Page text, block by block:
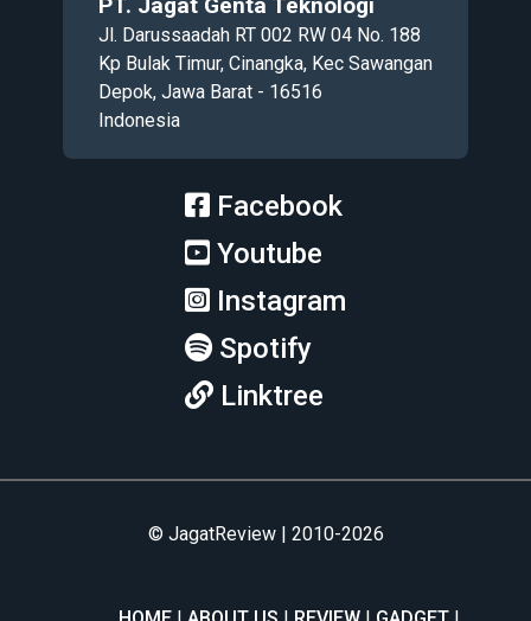
PT. Jagat Genta Teknologi
Jl. Darussaadah RT 002 RW 04 No. 188
Kp Bulak Timur, Cinangka, Kec Sawangan
Depok, Jawa Barat - 16516
Indonesia
Facebook
Youtube
Instagram
Spotify
Linktree
© JagatReview | 2010-2026